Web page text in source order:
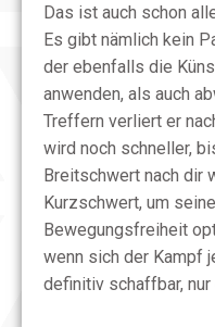
Das ist auch schon
Es gibt nämlich kein
der ebenfalls die
anwenden, als auch
Treffern verliert er
wird noch schneller,
Breitschwert nach dir
Kurzschwert, um
Bewegungsfreiheit
wenn sich der Kampf
definitiv schaffbar,